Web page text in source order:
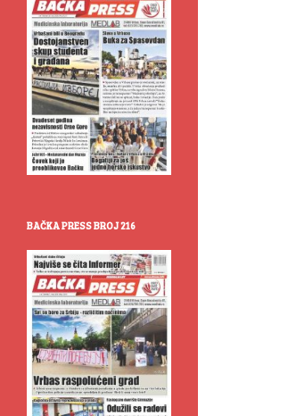
BAČKA PRESS BROJ 216